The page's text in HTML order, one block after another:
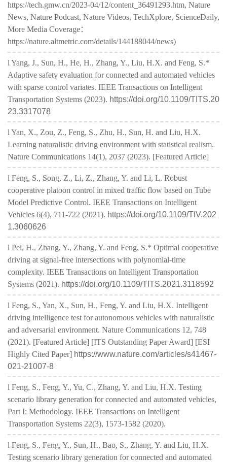
https://tech.gmw.cn/2023-04/12/content_36491293.htm, Nature
News, Nature Podcast, Nature Videos, TechXplore, ScienceDaily,
More Media Coverage：
https://nature.altmetric.com/details/144188044/news)
l Yang, J., Sun, H., He, H., Zhang, Y., Liu, H.X. and Feng, S.*
Adaptive safety evaluation for connected and automated vehicles
with sparse control variates. IEEE Transactions on Intelligent
Transportation Systems (2023). https://doi.org/10.1109/TITS.20
23.3317078
l Yan, X., Zou, Z., Feng, S., Zhu, H., Sun, H. and Liu, H.X.
Learning naturalistic driving environment with statistical realism.
Nature Communications 14(1), 2037 (2023). [Featured Article]
l Feng, S., Song, Z., Li, Z., Zhang, Y. and Li, L. Robust
cooperative platoon control in mixed traffic flow based on Tube
Model Predictive Control. IEEE Transactions on Intelligent
Vehicles 6(4), 711-722 (2021). https://doi.org/10.1109/TIV.202
1.3060626
l Pei, H., Zhang, Y., Zhang, Y. and Feng, S.* Optimal cooperative
driving at signal-free intersections with polynomial-time
complexity. IEEE Transactions on Intelligent Transportation
Systems (2021). https://doi.org/10.1109/TITS.2021.3118592
l Feng, S., Yan, X., Sun, H., Feng, Y. and Liu, H.X. Intelligent
driving intelligence test for autonomous vehicles with naturalistic
and adversarial environment. Nature Communications 12, 748
(2021). [Featured Article] [ITS Outstanding Paper Award] [ESI
Highly Cited Paper] https://www.nature.com/articles/s41467-
021-21007-8
l Feng, S., Feng, Y., Yu, C., Zhang, Y. and Liu, H.X. Testing
scenario library generation for connected and automated vehicles,
Part I: Methodology. IEEE Transactions on Intelligent
Transportation Systems 22(3), 1573-1582 (2020).
l Feng, S., Feng, Y., Sun, H., Bao, S., Zhang, Y. and Liu, H.X.
Testing scenario library generation for connected and automated